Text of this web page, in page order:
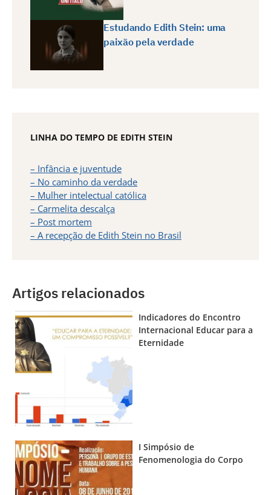
Estudando Edith Stein: uma
paixão pela verdade
LINHA DO TEMPO DE EDITH STEIN
– Infância e juventude
– No caminho da verdade
– Mulher intelectual católica
– Carmelita descalça
– Post mortem
– A recepção de Edith Stein no Brasil
Artigos relacionados
Indicadores do Encontro
Internacional Educar para a
Eternidade
I Simpósio de
Fenomenologia do Corpo